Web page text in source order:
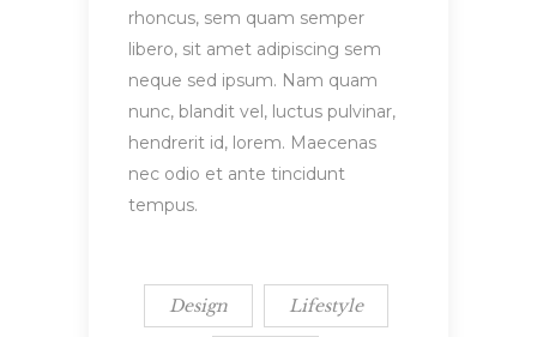
rhoncus, sem quam semper
libero, sit amet adipiscing sem
neque sed ipsum. Nam quam
nunc, blandit vel, luctus pulvinar,
hendrerit id, lorem. Maecenas
nec odio et ante tincidunt
tempus.
Design Lifestyle